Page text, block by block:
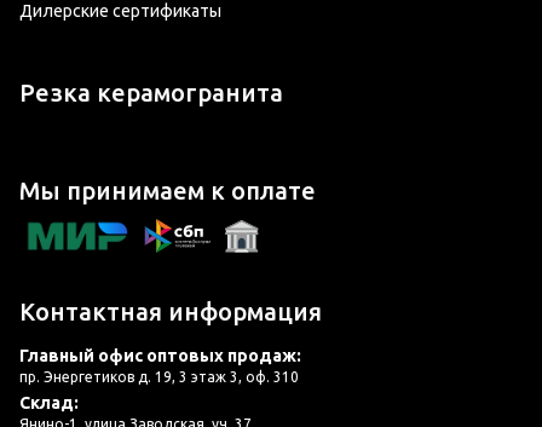
Дилерские сертификаты
Резка керамогранита
Мы принимаем к оплате
Контактная информация
Главный офис оптовых продаж:
пр. Энергетиков д. 19, 3 этаж 3, оф. 310
Склад: